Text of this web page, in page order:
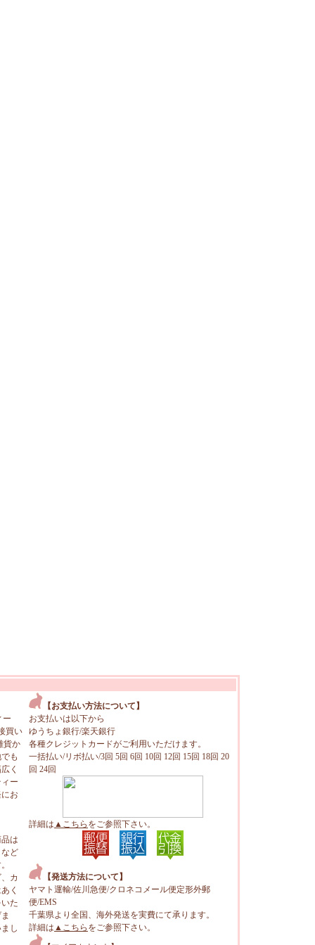
ー
買い
貨か
も
く
ー
お
は
ど
カ
く
た
し
【お支払い方法について】
お支払いは以下から
ゆうちょ銀行/楽天銀行
各種クレジットカードがご利用いただけます。
一括払い/リボ払い/3回 5回 6回 10回 12回 15回 18回 20
回 24回
詳細は ▲こちら をご参照下さい。
【発送方法について】
ヤマト運輸/佐川急便/クロネコメール便定形外郵
便/EMS
千葉県より全国、海外発送を実費にて承ります。
詳細は ▲こちら をご参照下さい。